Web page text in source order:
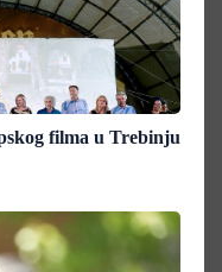
filma u Trebinju